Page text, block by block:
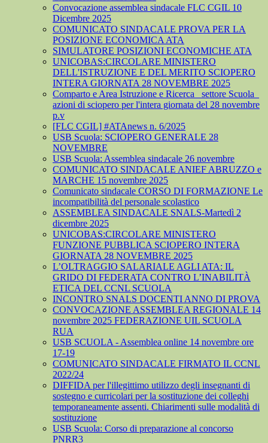
Convocazione assemblea sindacale FLC CGIL 10
Dicembre 2025
COMUNICATO SINDACALE PROVA PER LA
POSIZIONE ECONOMICA ATA
SIMULATORE POSIZIONI ECONOMICHE ATA
UNICOBAS:CIRCOLARE MINISTERO
DELL'ISTRUZIONE E DEL MERITO SCIOPERO
INTERA GIORNATA 28 NOVEMBRE 2025
Comparto e Area Istruzione e Ricerca_ settore Scuola_
azioni di sciopero per l'intera giornata del 28 novembre
p.v
[FLC CGIL] #ATAnews n. 6/2025
USB Scuola: SCIOPERO GENERALE 28
NOVEMBRE
USB Scuola: Assemblea sindacale 26 novembre
COMUNICATO SINDACALE ANIEF ABRUZZO e
MARCHE 15 novembre 2025
Comunicato sindacale CORSO DI FORMAZIONE Le
incompatibilità del personale scolastico
ASSEMBLEA SINDACALE SNALS-Martedì 2
dicembre 2025
UNICOBAS:CIRCOLARE MINISTERO
FUNZIONE PUBBLICA SCIOPERO INTERA
GIORNATA 28 NOVEMBRE 2025
L’OLTRAGGIO SALARIALE AGLI ATA: IL
GRIDO DI FEDERATA CONTRO L’INABILITÀ
ETICA DEL CCNL SCUOLA
INCONTRO SNALS DOCENTI ANNO DI PROVA
CONVOCAZIONE ASSEMBLEA REGIONALE 14
novembre 2025 FEDERAZIONE UIL SCUOLA
RUA
USB SCUOLA - Assemblea online 14 novembre ore
17-19
COMUNICATO SINDACALE FIRMATO IL CCNL
2022/24
DIFFIDA per l'illegittimo utilizzo degli insegnanti di
sostegno e curricolari per la sostituzione dei colleghi
temporaneamente assenti. Chiarimenti sulle modalità di
sostituzione
USB Scuola: Corso di preparazione al concorso
PNRR3